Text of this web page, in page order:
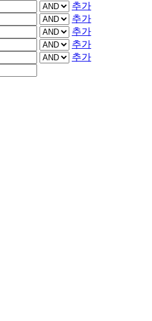
추가
추가
추가
추가
추가